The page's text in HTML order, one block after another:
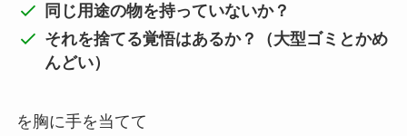
同じ用途の物を持っていないか？
それを捨てる覚悟はあるか？（大型ゴミとかめ
んどい）
を胸に手を当てて